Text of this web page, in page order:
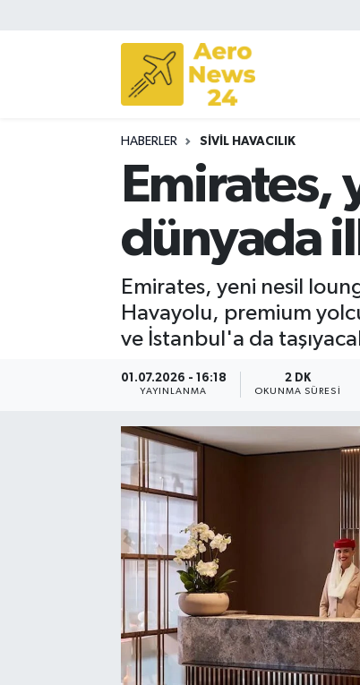
HABERLER SIVIL HAVACILIK
Emirates,
dünyada
Emirates, yeni nesil
Havayolu, premium
ve İstanbul'a da
01.07.2026 - 16:18
YAYINLANMA
2 DK
OKUNMA SÜRESI
Sivil Havacılık